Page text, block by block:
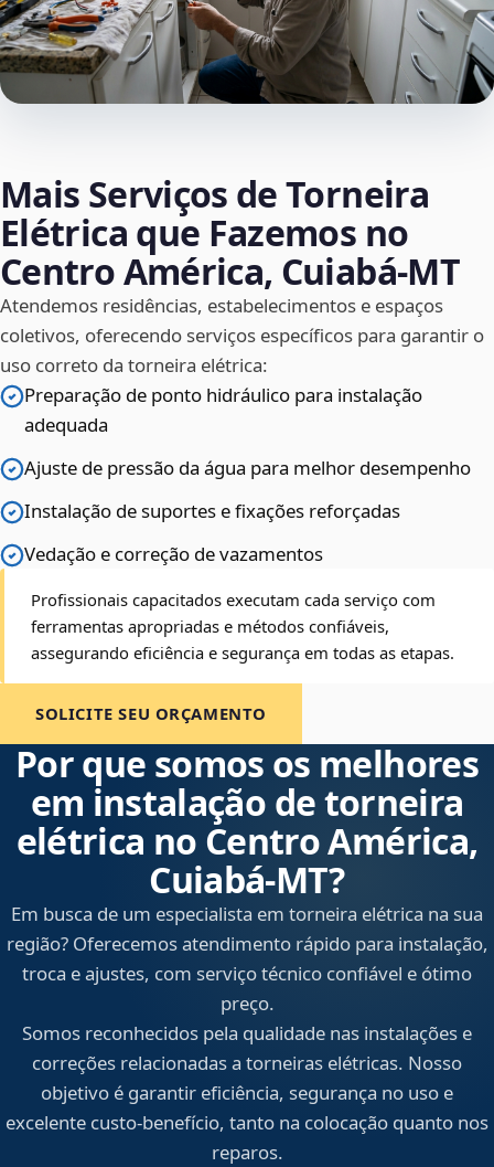
Mais Serviços de Torneira
Elétrica que Fazemos no
Centro América, Cuiabá‑MT
Atendemos residências, estabelecimentos e espaços
coletivos, oferecendo serviços específicos para garantir o
uso correto da torneira elétrica:
Preparação de ponto hidráulico para instalação
adequada
Ajuste de pressão da água para melhor desempenho
Instalação de suportes e fixações reforçadas
Vedação e correção de vazamentos
Profissionais capacitados executam cada serviço com
ferramentas apropriadas e métodos confiáveis,
assegurando eficiência e segurança em todas as etapas.
SOLICITE SEU ORÇAMENTO
Por que somos os melhores
em instalação de torneira
elétrica no Centro América,
Cuiabá‑MT?
Em busca de um especialista em torneira elétrica na sua
região? Oferecemos atendimento rápido para instalação,
troca e ajustes, com serviço técnico confiável e ótimo
preço.
Somos reconhecidos pela qualidade nas instalações e
correções relacionadas a torneiras elétricas. Nosso
objetivo é garantir eficiência, segurança no uso e
excelente custo-benefício, tanto na colocação quanto nos
reparos.